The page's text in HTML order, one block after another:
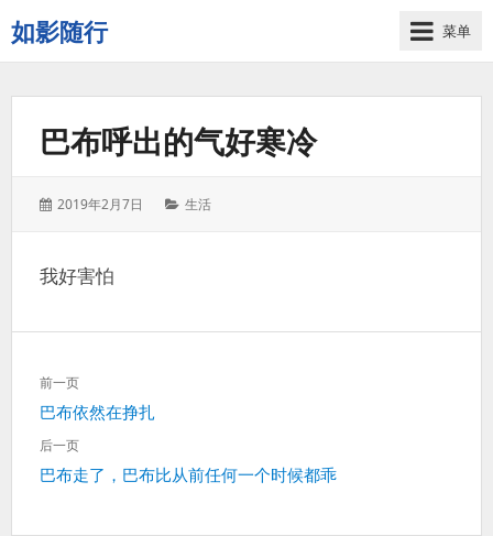
如影随行
如
果
记
的，
菜单
巴布呼出的气好寒冷
发
2019年2月7日
分
生活
我好害怕
文
章
导
航
前一页
上
一
巴布依然在挣扎
后一页
下
巴布走了，巴布比从前任何一个时候都乖